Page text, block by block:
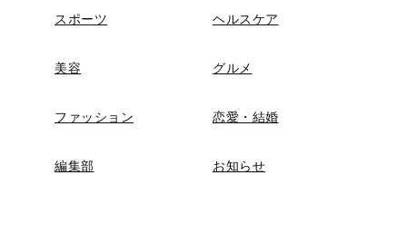
スポーツ ヘルスケア
美容 グルメ
ファッション 恋愛・結婚
編集部 お知らせ